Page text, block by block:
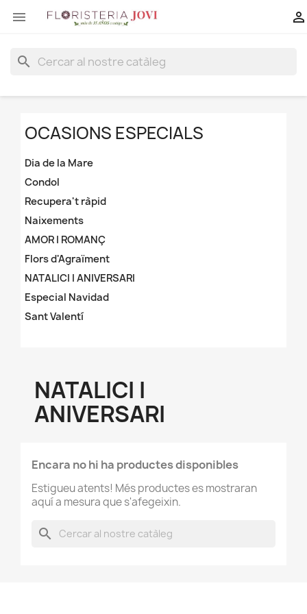
 
search
OCASIONS ESPECIALS
Dia de la Mare
Condol
Recupera't ràpid
Naixements
AMOR I ROMANÇ
Flors d'Agraïment
NATALICI I ANIVERSARI
Especial Navidad
Sant Valentí
NATALICI I
ANIVERSARI
Encara no hi ha productes disponibles
Estigueu atents! Més productes es mostraran
aquí a mesura que s'afegeixin.
search